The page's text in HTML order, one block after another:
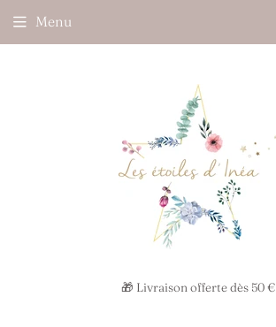
🎁 Livraison offerte dès 50 €
Menu